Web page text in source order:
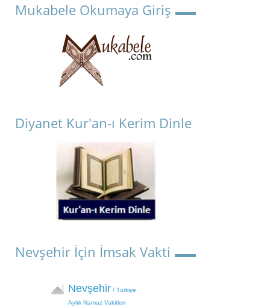
Mukabele Okumaya Giriş
Diyanet Kur'an-ı Kerim Dinle
Nevşehir İçin İmsak Vakti